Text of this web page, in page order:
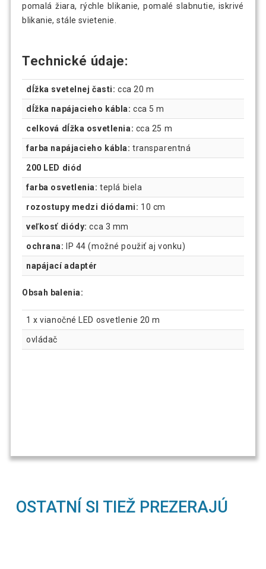
pomalá žiara, rýchle blikanie, pomalé slabnutie, iskrivé
blikanie, stále svietenie.
Technické údaje:
dĺžka svetelnej časti: cca 20 m
dĺžka napájacieho kábla: cca 5 m
celková dĺžka osvetlenia: cca 25 m
farba napájacieho kábla: transparentná
200 LED diód
farba osvetlenia: teplá biela
rozostupy medzi diódami: 10 cm
veľkosť diódy: cca 3 mm
ochrana: IP 44 (možné použiť aj vonku)
napájací adaptér
Obsah balenia:
1 x vianočné LED osvetlenie 20 m
ovládač
OSTATNÍ SI TIEŽ PREZERAJÚ